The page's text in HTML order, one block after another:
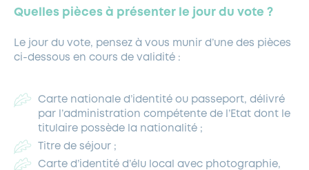
Quelles pièces à présenter le jour du vote ?
Le jour du vote, pensez à vous munir d’une des pièces
ci-dessous en cours de validité :
Carte nationale d’identité ou passeport, délivré
par l’administration compétente de l’Etat dont le
titulaire possède la nationalité ;
Titre de séjour ;
Carte d’identité d’élu local avec photographie,